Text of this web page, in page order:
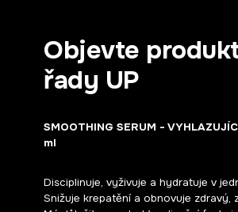
Objevte
řady UP
SMOOTHING SERUM -
ml
Disciplinuje, vyživuje a hydratuje v
Snižuje krepatění a obnovuje zdravý,